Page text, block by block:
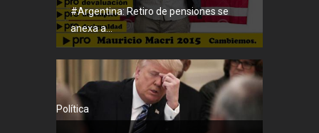
#Argentina: Retiro de pensiones se
anexa a...
Política